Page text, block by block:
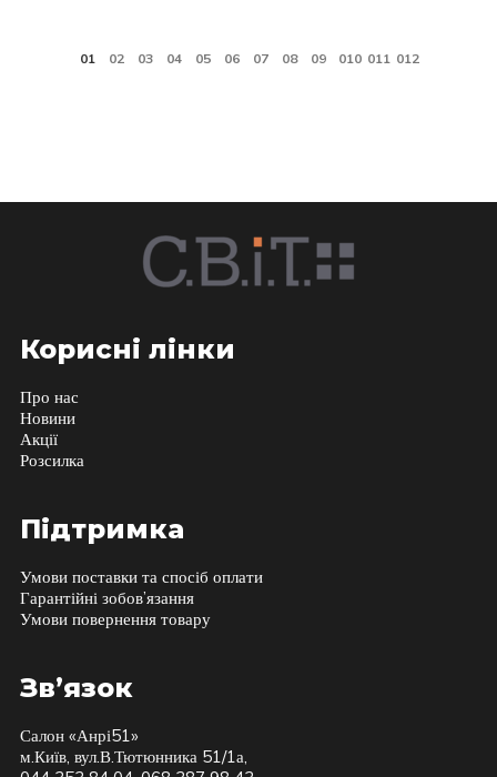
Корисні лінки
Про нас
Новини
Акції
Розсилка
Підтримка
Умови поставки та спосіб оплати
Гарантійні зобов’язання
Умови повернення товару
Зв’язок
Салон «Анрі51»
м.Київ, вул.В.Тютюнника 51/1а,